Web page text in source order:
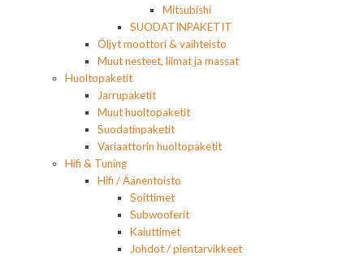
Mitsubishi
SUODATINPAKETIT
Öljyt moottori & vaihteisto
Muut nesteet, liimat ja massat
Huoltopaketit
Jarrupaketit
Muut huoltopaketit
Suodatinpaketit
Variaattorin huoltopaketit
Hifi & Tuning
Hifi / Äänentoisto
Soittimet
Subwooferit
Kaiuttimet
Johdot / pientarvikkeet